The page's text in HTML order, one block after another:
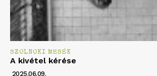
SZOLNOKI MESÉK
A kivétel kérése
2025.06.09.